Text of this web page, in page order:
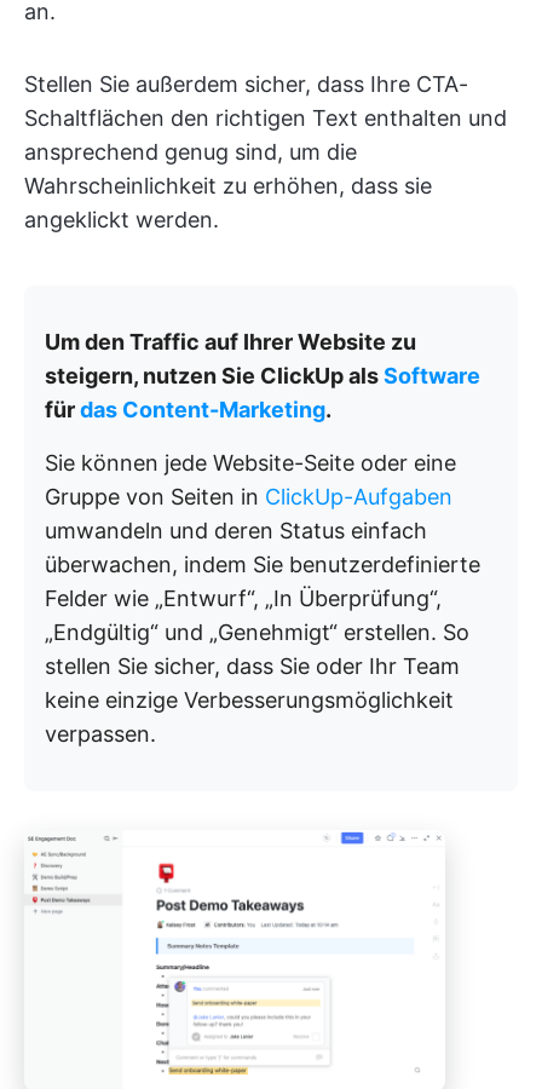
an.
Stellen Sie außerdem sicher, dass Ihre CTA-
Schaltflächen den richtigen Text enthalten und
ansprechend genug sind, um die
Wahrscheinlichkeit zu erhöhen, dass sie
angeklickt werden.
Um den Traffic auf Ihrer Website zu
steigern, nutzen Sie ClickUp alsSoftware
fürdas Content-Marketing.
Sie können jede Website-Seite oder eine
Gruppe von Seiten in ClickUp-Aufgaben
umwandeln und deren Status einfach
überwachen, indem Sie benutzerdefinierte
Felder wie „Entwurf“, „In Überprüfung“,
„Endgültig“ und „Genehmigt“ erstellen. So
stellen Sie sicher, dass Sie oder Ihr Team
keine einzige Verbesserungsmöglichkeit
verpassen.